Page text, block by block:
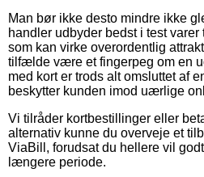
Man bør ikke desto mindre ikke
handler udbyder bedst i test
som kan virke overordentlig
tilfælde være et fingerpeg om en
med kort er trods alt omsluttet af
beskytter kunden imod uærlige
Vi tilråder kortbestillinger eller
alternativ kunne du overveje et
ViaBill, forudsat du hellere vil
længere periode.